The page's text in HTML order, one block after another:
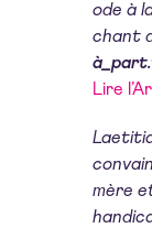
ode à
chant
Lire
mère